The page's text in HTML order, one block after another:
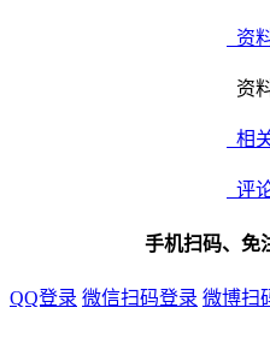
资
资
相
评
手机扫码、免
QQ登录 微信扫码登录 微博扫